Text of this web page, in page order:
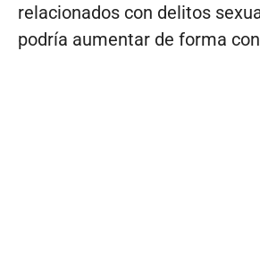
relacionados con delitos
podría aumentar de forma